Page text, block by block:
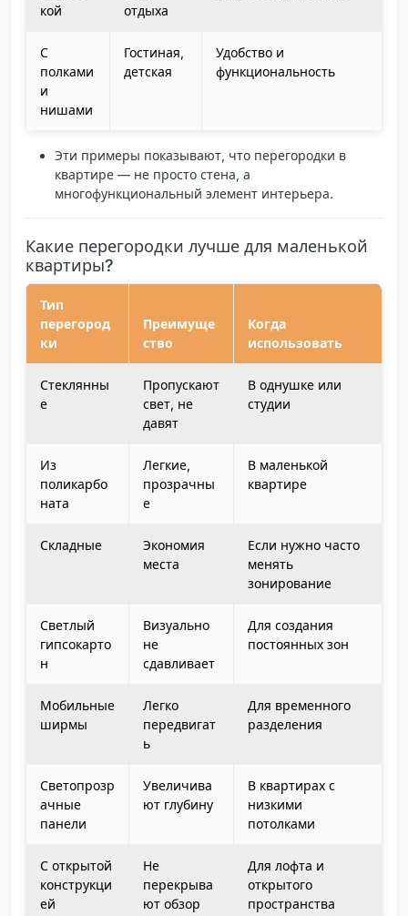
кой
отдыха
С
полками
и
нишами
Гостиная,
детская
Удобство и
функциональность
Эти примеры показывают, что перегородки в
квартире — не просто стена, а
многофункциональный элемент интерьера.
Какие перегородки лучше для маленькой
квартиры?
Тип
перегород
ки
Преимуще
ство
Когда
использовать
Стеклянны
е
Пропускают
свет, не
давят
В однушке или
студии
Из
поликарбо
ната
Легкие,
прозрачны
е
В маленькой
квартире
Складные
Экономия
места
Если нужно часто
менять
зонирование
Светлый
гипсокарто
н
Визуально
не
сдавливает
Для создания
постоянных зон
Мобильные
ширмы
Легко
передвигат
ь
Для временного
разделения
Светопрозр
ачные
панели
Увеличива
ют глубину
В квартирах с
низкими
потолками
С открытой
конструкци
ей
Не
перекрыва
ют обзор
Для лофта и
открытого
пространства